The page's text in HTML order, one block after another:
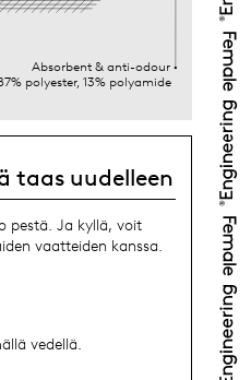
Absorbent & anti-odour
polyester, 13% polyamide
taas uudelleen
pestä. Ja kyllä, voit
vaatteiden kanssa.
vedellä.